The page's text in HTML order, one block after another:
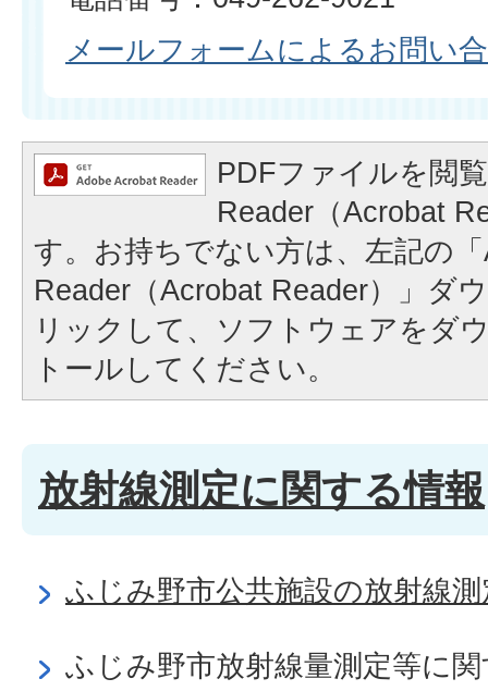
メールフォームによるお問い
PDFファイルを閲
Reader（Acrobat
す。お持ちでない方は、左記の
Reader（Acrobat Reader）」ダ
リックして、ソフトウェアをダ
トールしてください。
放射線測定に関する情報
ふじみ野市公共施設の放射線
ふじみ野市放射線量測定等に